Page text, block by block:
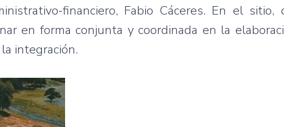
financiero, Fabio Cáceres. En el sitio,
en forma conjunta y coordinada en la
integración.